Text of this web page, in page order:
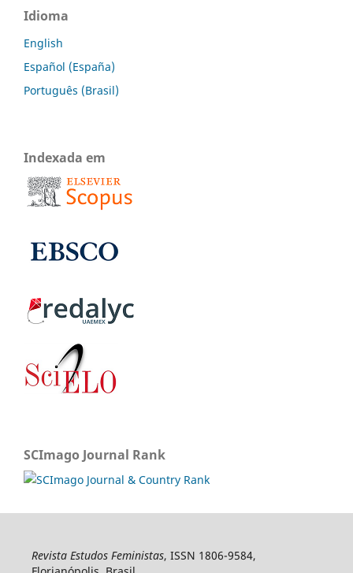
Idioma
English
Español (España)
Português (Brasil)
Indexada em
SCImago Journal Rank
Revista Estudos Feministas, ISSN 1806-9584,